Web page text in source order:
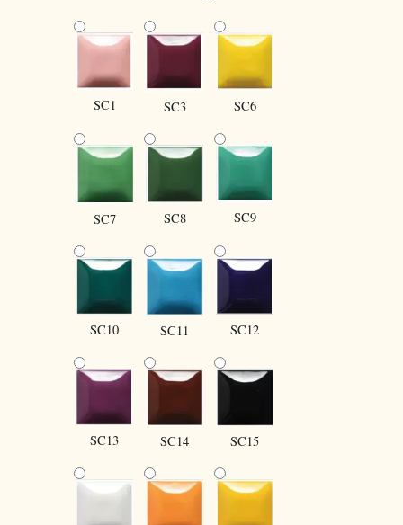
SC1 SC3 SC6
SC7 SC8 SC9
SC10 SC11 SC12
SC13 SC14 SC15